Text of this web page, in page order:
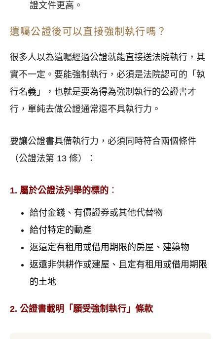
證文件更高。
遺囑公證後可以直接強制執行嗎？
很多人以為遺囑經過公證就能直接送法院執行，其
實不一定。要能強制執行，必須是法院認可的「執
行名義」，也就是要為得為強制執行的公證書才
行，單純去做公證通常還不具執行力。
要讓公證書具備執行力，必須同時符合兩個條件
（公證法第 13 條）：
1. 屬於公證法列舉的標的 ：
給付金錢、有價證券或其他代替物
給付特定的動產
返還定有租用或借用期限的房屋、建築物
返還非供耕作或建屋、且定有租用或借用期限
的土地
2. 公證書載明「願受強制執行」條款